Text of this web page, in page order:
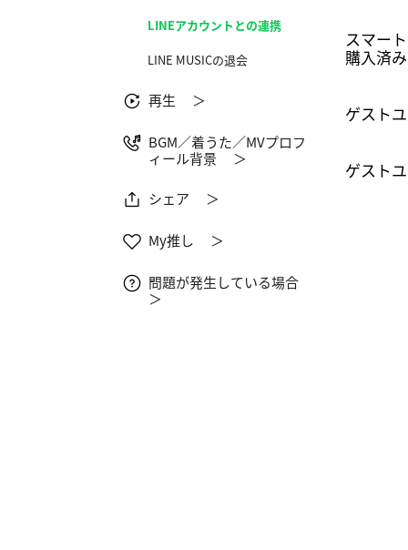
LINEアカウントとの連携
LINE MUSICの退会
再生 ＞
BGM／着うた／MVプロフ
ィール背景 ＞
シェア ＞
My推し ＞
問題が発生している場合
＞
スマー
購入済
ゲスト
ゲスト